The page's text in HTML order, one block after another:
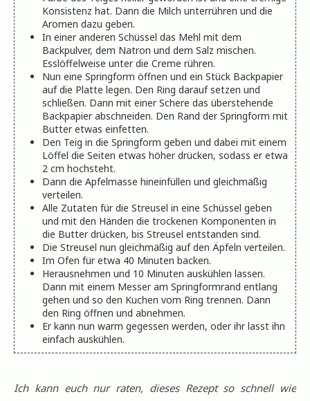
Konsistenz hat. Dann die Milch unterrühren und die
Aromen dazu geben.
In einer anderen Schüssel das Mehl mit dem
Backpulver, dem Natron und dem Salz mischen.
Esslöffelweise unter die Creme rühren.
Nun eine Springform öffnen und ein Stück Backpapier
auf die Platte legen. Den Ring darauf setzen und
schließen. Dann mit einer Schere das überstehende
Backpapier abschneiden. Den Rand der Springform mit
Butter etwas einfetten.
Den Teig in die Springform geben und dabei mit einem
Löffel die Seiten etwas höher drücken, sodass er etwa
2 cm hochsteht.
Dann die Apfelmasse hineinfüllen und gleichmäßig
verteilen.
Alle Zutaten für die Streusel in eine Schüssel geben
und mit den Händen die trockenen Komponenten in
die Butter drücken, bis Streusel entstanden sind.
Die Streusel nun gleichmäßig auf den Äpfeln verteilen.
Im Ofen für etwa 40 Minuten backen.
Herausnehmen und 10 Minuten auskühlen lassen.
Dann mit einem Messer am Springformrand entlang
gehen und so den Kuchen vom Ring trennen. Dann
den Ring öffnen und abnehmen.
Er kann nun warm gegessen werden, oder ihr lasst ihn
einfach auskühlen.
Ich kann euch nur raten, dieses Rezept so schnell wie